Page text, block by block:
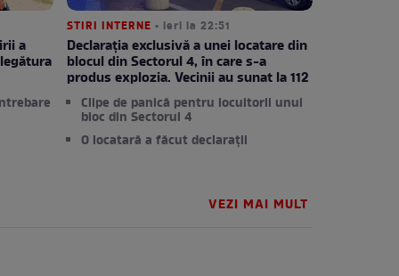
a
STIRI INTERNE • ieri la 22:51
Declarația exclusivă a unei locatare din
blocul din Sectorul 4, în care s-a
produs explozia. Vecinii au sunat la 112
Clipe de panică pentru locuitorii unui
bloc din Sectorul 4
O locatară a făcut declarații
VEZI MAI MULT